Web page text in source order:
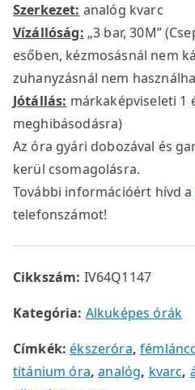
Szerkezet: analóg kvarc
Vízállóság: „3 bar, 30M”
esőben, kézmosásnál nem
zuhanyzásnál nem
Jótállás: márkaképviseleti 1
meghibásodásra)
Az óra gyári dobozával és
kerül csomagolásra.
További információért hívd a
telefonszámot!
Cikkszám: IV64Q1147
Kategória: Alkuképes órák
Címkék:ékszeróra,
titánium óra,analóg, kvarc,